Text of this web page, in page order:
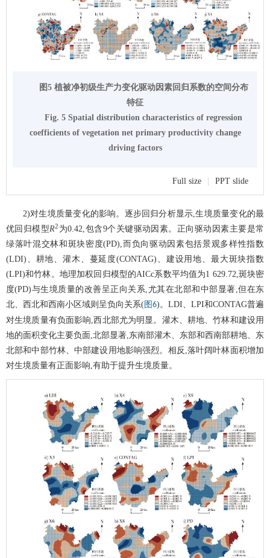
图5 植被净初级生产力变化驱动因素回归系数的空间分布
特征
Fig. 5 Spatial distribution characteristics of regression
coefficients of vegetation net primary productivity change
driving factors
Full size PPT slide
2)对生境质量变化的影响。逐步回归分析显示,生境质量变化的最
优回归模型R2 为0.42,包含9个关键驱动因素。正向驱动因素主要是常
绿落叶混交林和斑块密度(PD),而负向驱动因素包括景观多样性指数
(LDI)、耕地、灌木、蔓延度(CONTAG)、建设用地、最大斑块指数
(LPI)和竹林。地理加权回归模型的AICc系数平均值为1 629.72,斑块密
度(PD)与生境质量的改善呈正向关系,尤其在北部和中部显著,但在东
北、西北和西南小区域则呈负向关系(图6)。LDI、LPI和CONTAG普遍
对生境质量有负面影响,西北部尤为明显。灌木、耕地、竹林和建设用
地的面积变化主要负面,北部显著,东南部灌木、东部和西南部耕地、东
北部和中部竹林、中部建设用地影响强烈。相反,落叶阔叶林面积增加
对生境质量有正面影响,有助于提升生境质量。